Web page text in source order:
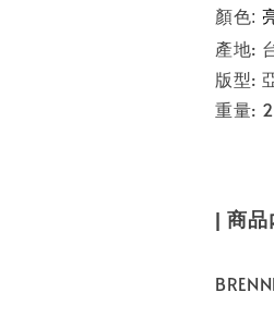
顏色:
產地:
版型:
重量:
| 商